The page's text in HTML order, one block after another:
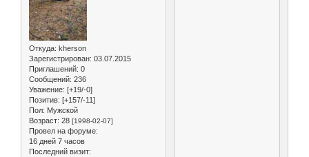
Откуда: kherson
Зарегистрирован: 03.07.2015
Приглашений: 0
Сообщений: 236
Уважение: [+19/-0]
Позитив: [+157/-11]
Пол: Мужской
Возраст: 28 [1998-02-07]
Провел на форуме:
16 дней 7 часов
Последний визит: